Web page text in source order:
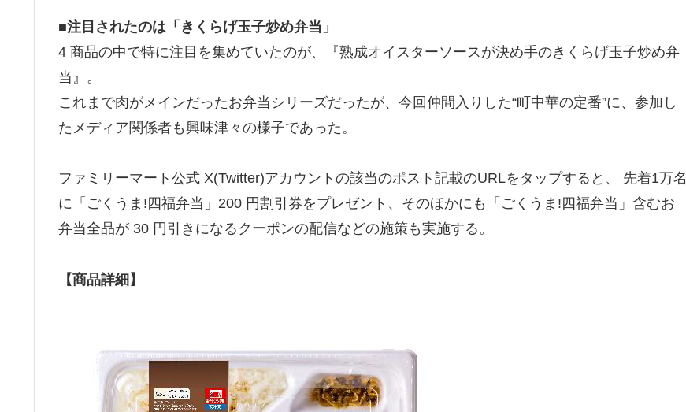
■注目されたのは「きくらげ玉子炒め弁当」
4 商品の中で特に注目を集めていたのが、『熟成オイスターソースが決め手のきくらげ玉子炒め弁
当』。
これまで肉がメインだったお弁当シリーズだったが、今回仲間入りした“町中華の定番”に、参加し
たメディア関係者も興味津々の様子であった。
ファミリーマート公式 X(Twitter)アカウントの該当のポスト記載のURLをタップすると、 先着1万名
に「ごくうま!四福弁当」200 円割引券をプレゼント、そのほかにも「ごくうま!四福弁当」含むお
弁当全品が 30 円引きになるクーポンの配信などの施策も実施する。
【商品詳細】